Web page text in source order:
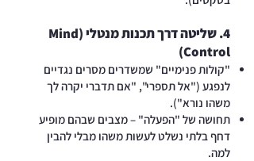
4. שליטה דרך תכנות מנטלי (Mind
Control)
"קולות פנימיים" שמשדרים מסרים נגדיים
לנפגע ("אל תספרי", "אם תדברי יקרה לך
משהו נורא").
תחושה של "הפעלה" – מצבים שבהם מופיע
דחף בלתי נשלט לעשות משהו מבלי להבין
למה.